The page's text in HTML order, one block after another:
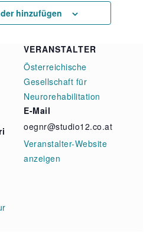
hinzufügen
VERANSTALTER
Österreichische
Gesellschaft für
Neurorehabilitation
E-Mail
oegnr@studio12.co.at
Veranstalter-Website
anzeigen